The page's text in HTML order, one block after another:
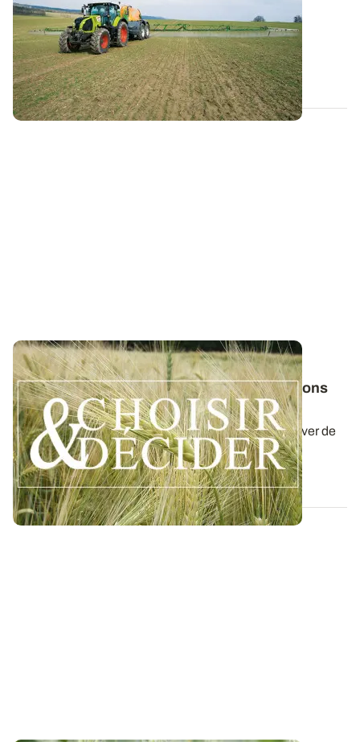
nouvelle culture
En cas de réimplantation d'une culture en cours de
campagne, il convient d’être vigilant...
11 FÉVR. 2025
NORMANDIE
Orge d'hiver : téléchargez nos préconisations
pour les semis 2026
Retrouvez nos préconisations 2026/2027 pour cultiver de
l'orge d'hiver en Normandie dans...
06 AOÛT 2026